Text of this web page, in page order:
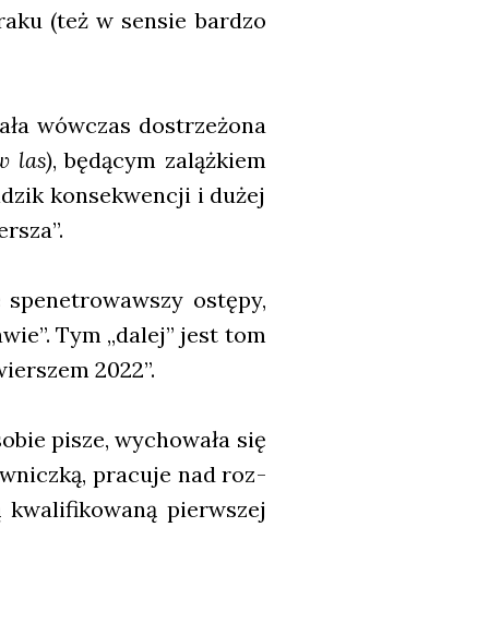
(też w sen­sie bar­dzo
wów­czas dostrze­żo­na
las), będą­cym zaląż­kiem
kon­se­kwen­cji i dużej
ostę­py,
Tym „dalej” jest tom
2022”.
pisze, wycho­wa­ła się
pra­cu­je nad roz­
pierw­szej